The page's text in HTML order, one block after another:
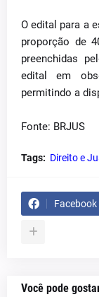
O edital para a
proporção de
preenchidas
edital em
permitindo a
Fonte: BRJUS
Tags: Direito e
Facebook
Você pode